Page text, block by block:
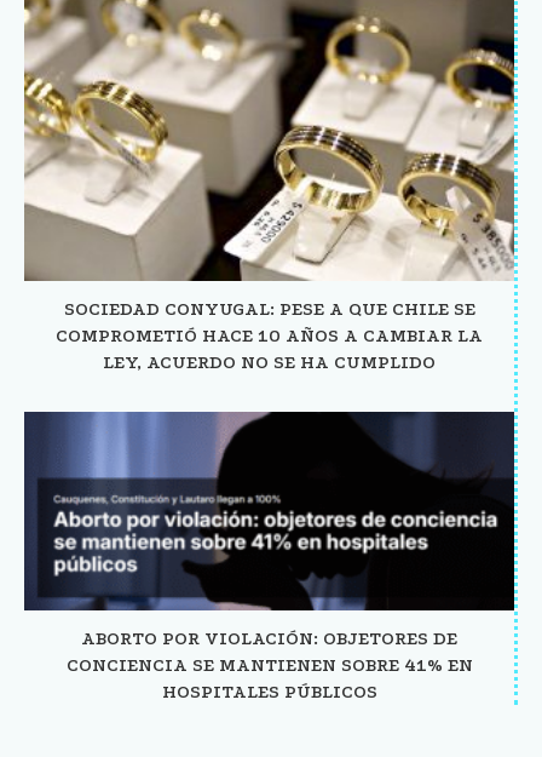
SOCIEDAD CONYUGAL: PESE A QUE CHILE SE
COMPROMETIÓ HACE 10 AÑOS A CAMBIAR LA
LEY, ACUERDO NO SE HA CUMPLIDO
ABORTO POR VIOLACIÓN: OBJETORES DE
CONCIENCIA SE MANTIENEN SOBRE 41% EN
HOSPITALES PÚBLICOS